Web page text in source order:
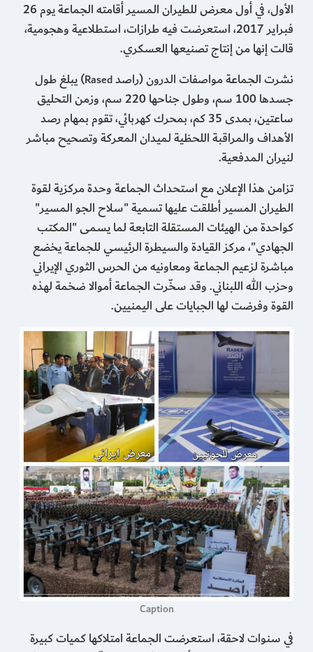
الأول، في أول معرض للطيران المسير أقامته الجماعة يوم 26
فبراير 2017، استعرضت فيه طرازات، استطلاعية وهجومية،
قالت إنها من إنتاج تصنيعها العسكري.
نشرت الجماعة مواصفات الدرون (راصدRased) يبلغ طول
جسدها 100 سم، وطول جناحها 220 سم، وزمن التحليق
ساعتين، بمدى 35 كم، بمحرك كهربائي، تقوم بمهام رصد
الأهداف والمراقبة اللحظية لميدان المعركة وتصحيح مباشر
لنيران المدفعية.
تزامن هذا الإعلان مع استحداث الجماعة وحدة مركزية لقوة
الطيران المسير أطلقت عليها تسمية "سلاح الجو المسير"
كواحدة من الهيئات المستقلة التابعة لما يسمى "المكتب
الجهادي"، مركز القيادة والسيطرة الرئيسي للجماعة يخضع
مباشرة لزعيم الجماعة ومعاونيه من الحرس الثوري الإيراني
وحزب الله اللبناني. وقد سخّرت الجماعة أموالا ضخمة لهذه
القوة وفرضت لها الجبايات على اليمنيين.
Caption
في سنوات لاحقة، استعرضت الجماعة امتلاكها كميات كبيرة